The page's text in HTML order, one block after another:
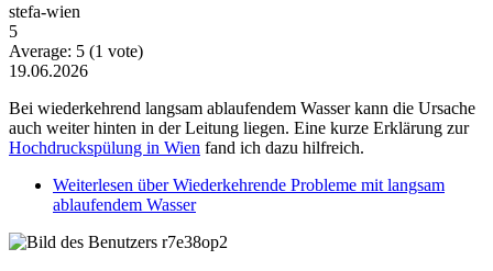
stefa-wien
5
Average: 5 (1 vote)
19.06.2026
Bei wiederkehrend langsam ablaufendem Wasser kann die Ursache
auch weiter hinten in der Leitung liegen. Eine kurze Erklärung zur
Hochdruckspülung in Wien fand ich dazu hilfreich.
Weiterlesen über Wiederkehrende Probleme mit langsam
ablaufendem Wasser